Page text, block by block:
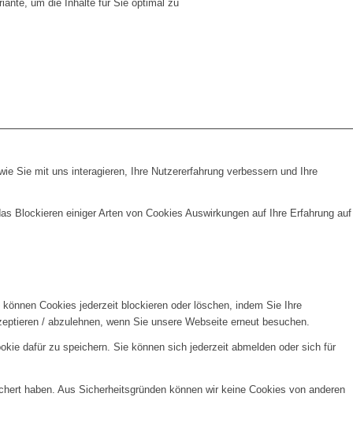
um die Inhalte für Sie optimal zu
Sie mit uns interagieren, Ihre Nutzererfahrung verbessern und Ihre
Blockieren einiger Arten von Cookies Auswirkungen auf Ihre Erfahrung auf
Cookies jederzeit blockieren oder löschen, indem Sie Ihre
/ abzulehnen, wenn Sie unsere Webseite erneut besuchen.
dafür zu speichern. Sie können sich jederzeit abmelden oder sich für
haben. Aus Sicherheitsgründen können wir keine Cookies von anderen